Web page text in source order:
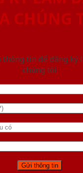
CHÚNG
tin để đăng ký
chúng tôi